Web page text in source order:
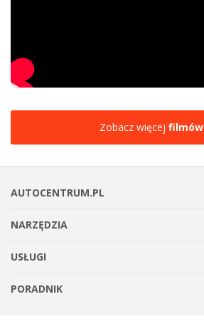
Zobacz więcej filmów
AUTOCENTRUM.PL
NARZĘDZIA
USŁUGI
PORADNIK